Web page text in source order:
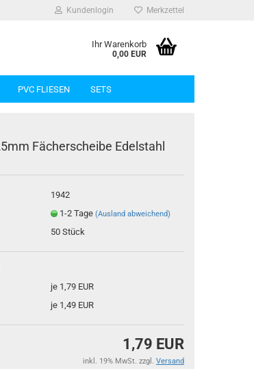
Kundenlogin Merkzettel
Ihr Warenkorb
0,00 EUR
PVC FLIESEN SETS
Fächerscheibe Edelstahl
1942
1-2 Tage (Ausland abweichend)
50 Stück
je 1,79 EUR
je 1,49 EUR
1,79 EUR
inkl. 19% MwSt. zzgl. Versand